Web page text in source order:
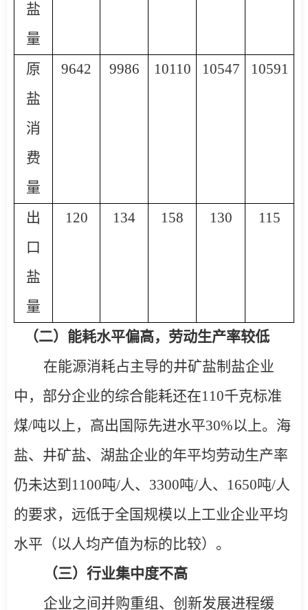
盐
量
原
盐
消
费
量
9642 9986 10110 10547 10591
出
口
盐
量
120 134 158 130 115
（二）能耗水平偏高，劳动生产率较低
在能源消耗占主导的井矿盐制盐企业
中，部分企业的综合能耗还在110千克标准
煤/吨以上，高出国际先进水平30%以上。海
盐、井矿盐、湖盐企业的年平均劳动生产率
仍未达到 1100吨/人、 3300吨/人、 1650吨/人
的要求，远低于全国规模以上工业企业平均
水平（以人均产值为标的比较）。
（三）行业集中度不高
企业之间并购重组、创新发展进程缓